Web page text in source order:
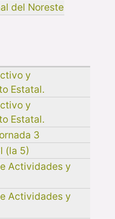
del Noreste
y
Estatal.
y
Estatal.
3
(la 5)
Actividades y
Actividades y